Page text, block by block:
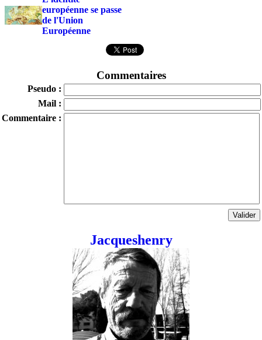
européenne se passe
de l'Union
Européenne
Commentaires
Pseudo :
Mail :
Commentaire :
Jacqueshenry